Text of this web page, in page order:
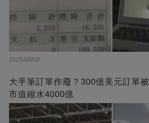
2025/08/08
大手筆訂單作廢？300億美元訂單
市值縮水4000億